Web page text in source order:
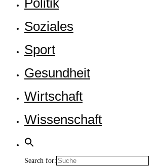
Poli­tik
Sozia­les
Sport
Gesund­heit
Wirt­schaft
Wis­sen­schaft
Search for: